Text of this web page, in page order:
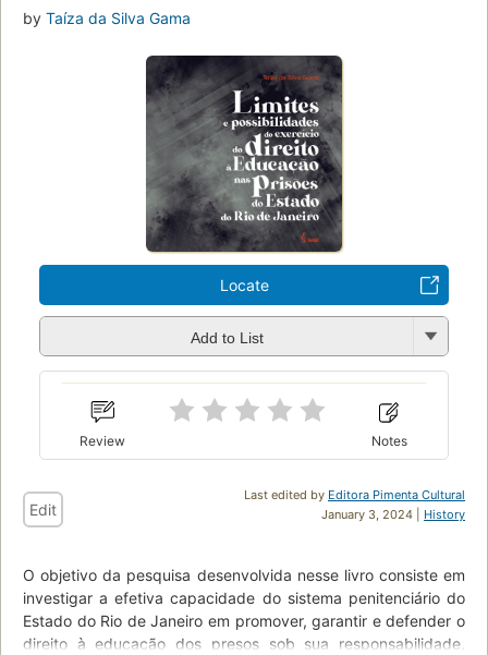
by Taíza da Silva Gama
Locate
Add to List
Review Notes
Last edited by Editora Pimenta Cultural
January 3, 2024 | History
Edit
O objetivo da pesquisa desenvolvida nesse livro consiste em
investigar a efetiva capacidade do sistema penitenciário do
Estado do Rio de Janeiro em promover, garantir e defender o
direito à educação dos presos sob sua responsabilidade,